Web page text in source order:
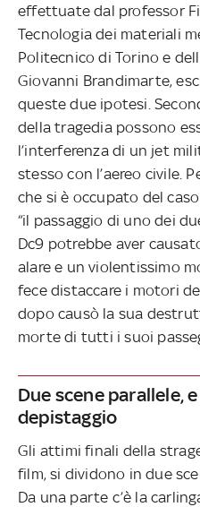
effettuate dal professor
Tecnologia dei materiali
Politecnico di Torino e
Giovanni Brandimarte,
queste due ipotesi.
della tragedia possono
l’interferenza di un jet
stesso con l’aereo civile.
che si è occupato del
“il passaggio di uno dei
Dc9 potrebbe aver
alare e un violentissimo
fece distaccare i motori
dopo causò la sua
morte di tutti i suoi
Due scene parallele,
depistaggio
Gli attimi finali della
film, si dividono in due
Da una parte c’è la